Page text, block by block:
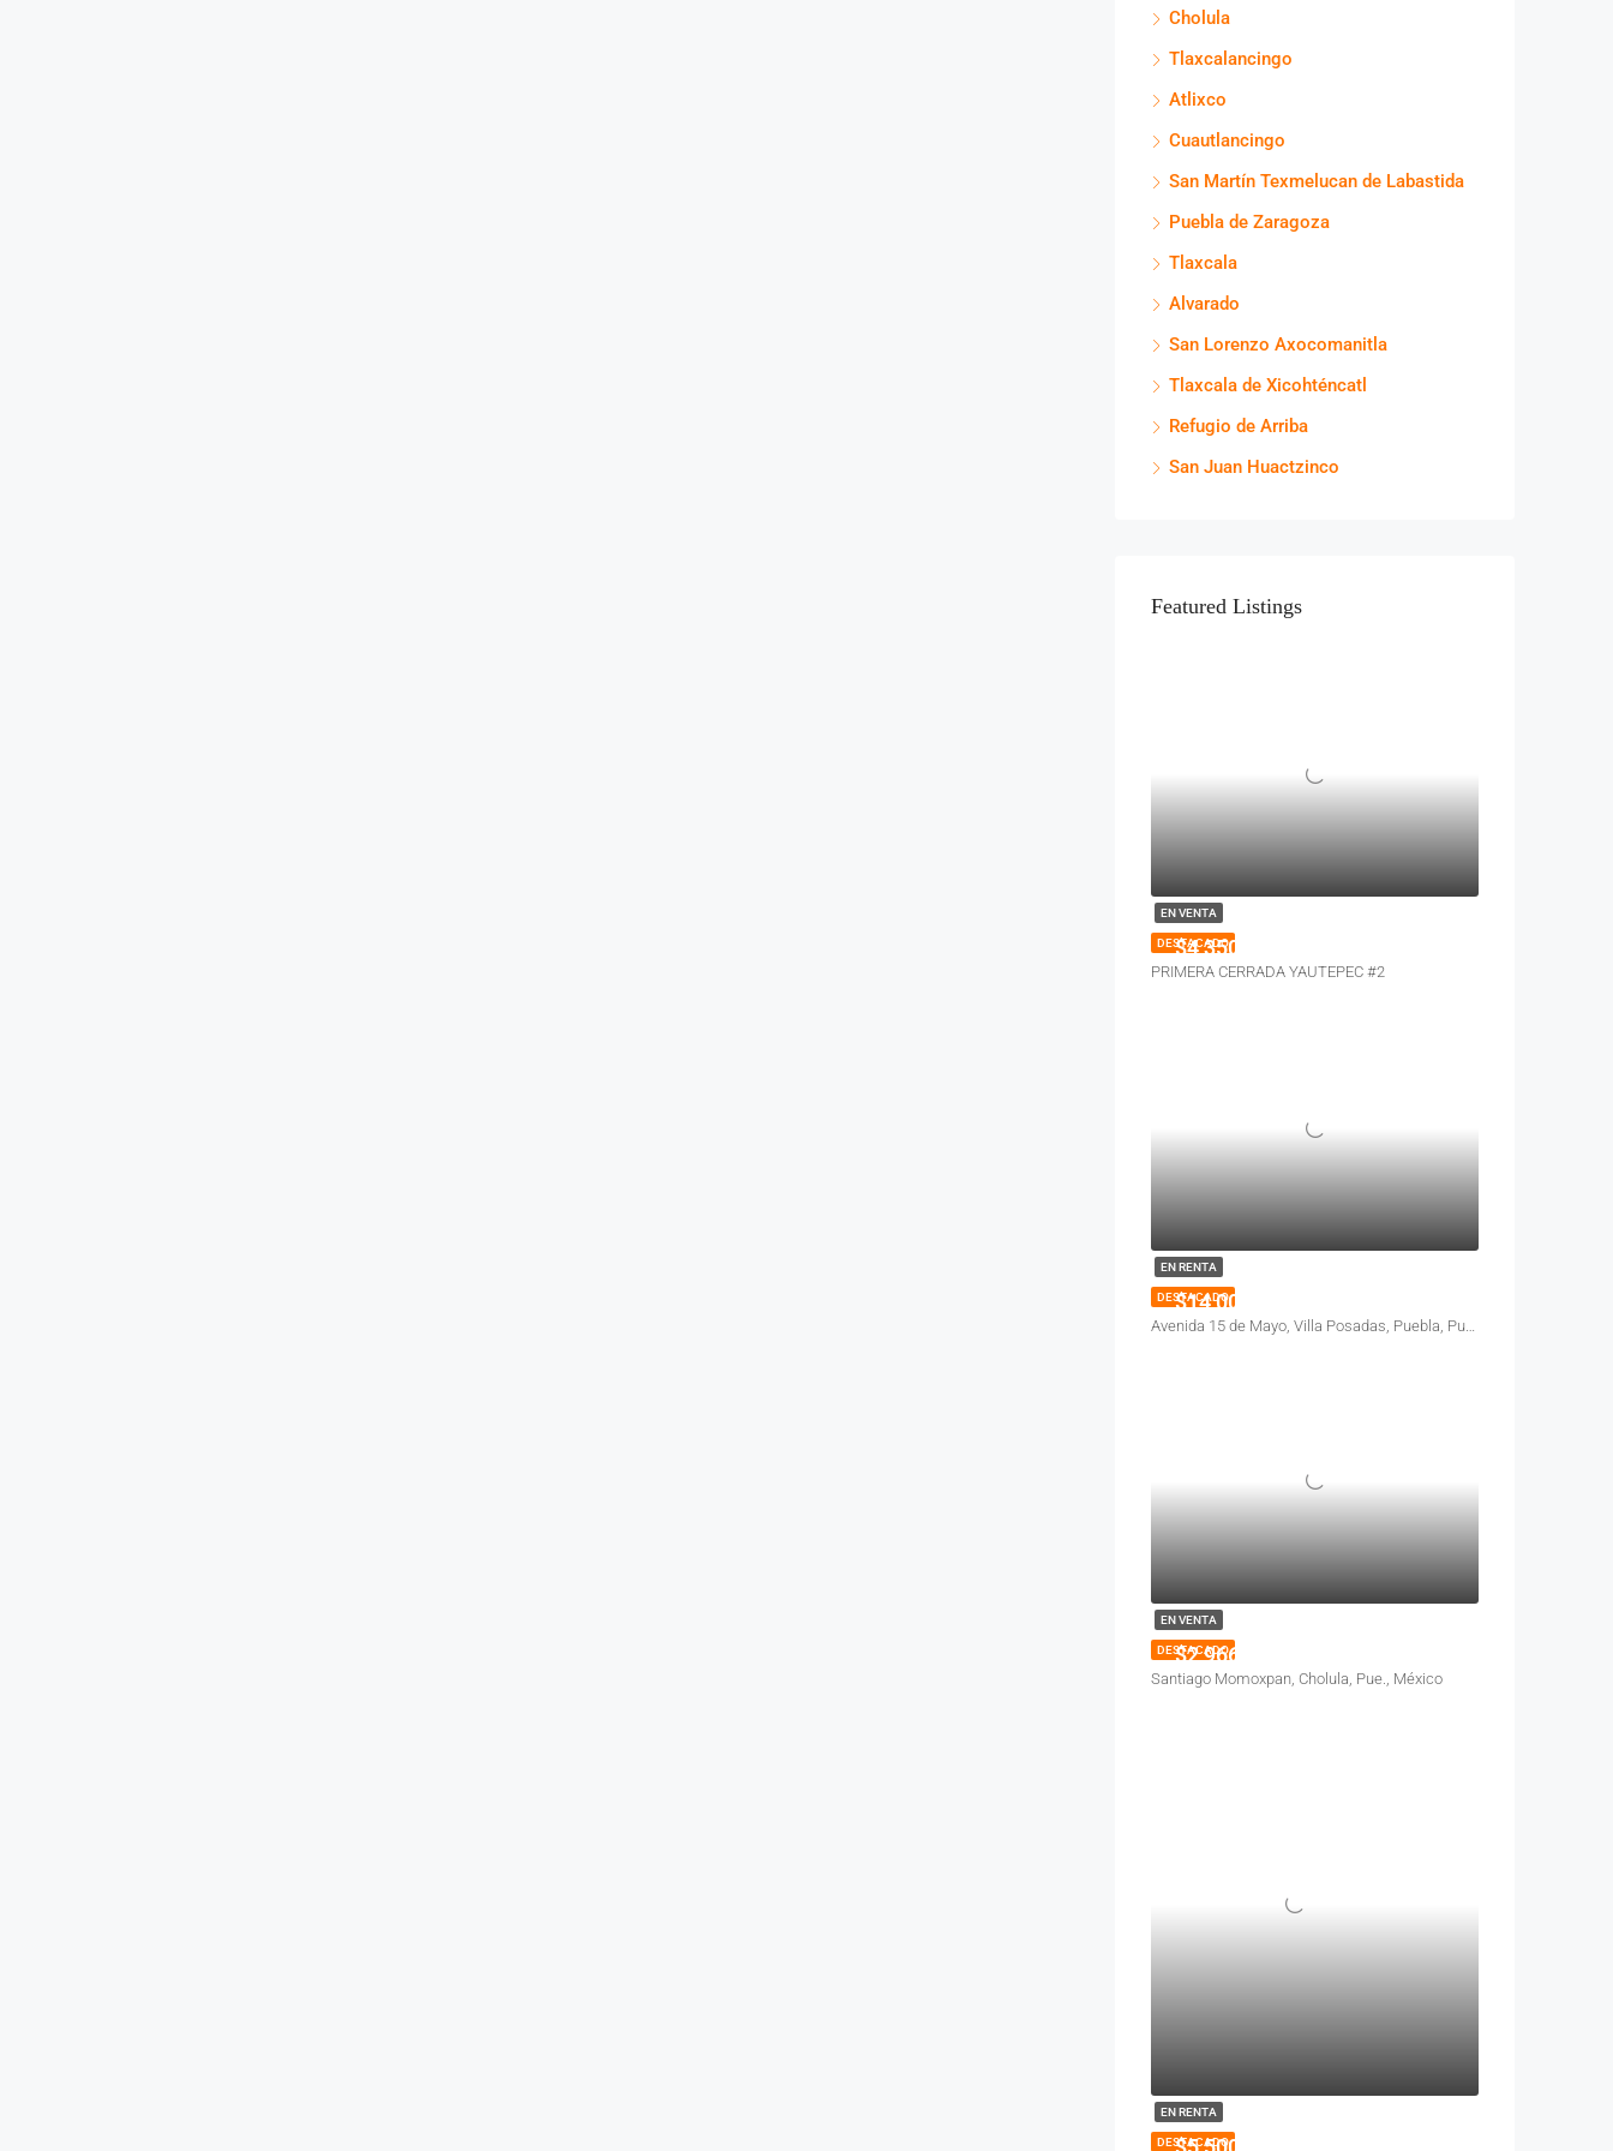
Cholula
Tlaxcalancingo
Atlixco
Cuautlancingo
San Martín Texmelucan de Labastida
Puebla de Zaragoza
Tlaxcala
Alvarado
San Lorenzo Axocomanitla
Tlaxcala de Xicohténcatl
Refugio de Arriba
San Juan Huactzinco
Featured Listings
EN VENTA
DESTACADO
$4,350,000
PRIMERA CERRADA YAUTEPEC #2
EN RENTA
DESTACADO
$14,000
EN VENTA
DESTACADO
$2,966,500
Santiago Momoxpan, Cholula, Pue., México
EN RENTA
DESTACADO